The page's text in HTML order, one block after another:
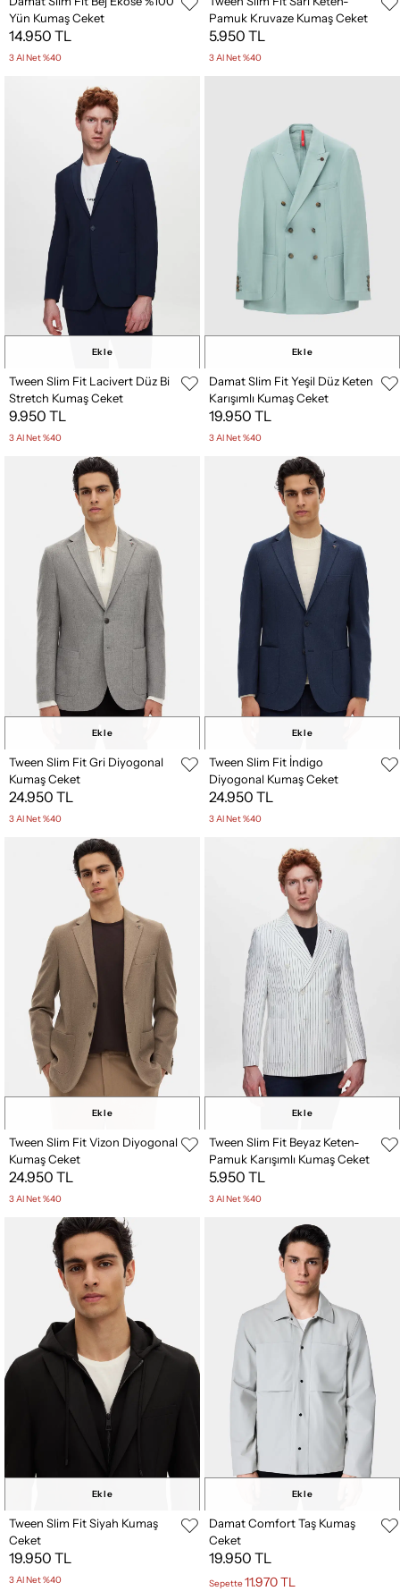
Yün Kumaş Ceket
14.950 TL
3 Al Net %40
Pamuk Kruvaze Kumaş Ceket
5.950 TL
3 Al Net %40
Ekle
Tween Slim Fit Lacivert Düz Bi
Stretch Kumaş Ceket
9.950 TL
3 Al Net %40
Ekle
Damat Slim Fit Yeşil Düz Keten
Karışımlı Kumaş Ceket
19.950 TL
3 Al Net %40
Ekle
Tween Slim Fit Gri Diyogonal
Kumaş Ceket
24.950 TL
3 Al Net %40
Ekle
Tween Slim Fit İndigo
Diyogonal Kumaş Ceket
24.950 TL
3 Al Net %40
Ekle
Tween Slim Fit Vizon Diyogonal
Kumaş Ceket
24.950 TL
3 Al Net %40
Ekle
Tween Slim Fit Beyaz Keten-
Pamuk Karışımlı Kumaş Ceket
5.950 TL
3 Al Net %40
Ekle
Tween Slim Fit Siyah Kumaş
Ceket
19.950 TL
3 Al Net %40
Ekle
Damat Comfort Taş Kumaş
Ceket
19.950 TL
Sepette 11.970 TL